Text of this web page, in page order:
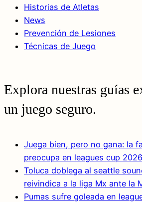
Historias de Atletas
News
Prevención de Lesiones
Técnicas de Juego
Explora nuestras guías
un juego seguro.
Juega bien, pero no gana: la
preocupa en leagues cup 2026
Toluca doblega al seattle
reivindica a la liga Mx ante la
Pumas sufre goleada en